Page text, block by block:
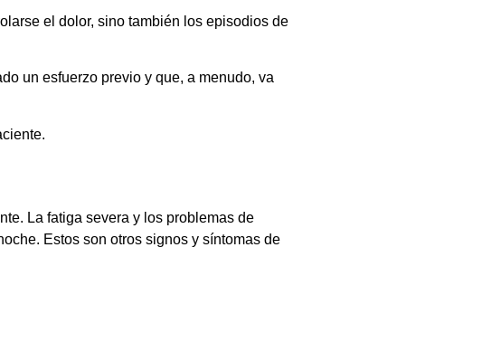
el dolor, sino también los episodios de
un esfuerzo previo y que, a menudo, va
La fatiga severa y los problemas de
Estos son otros signos y síntomas de